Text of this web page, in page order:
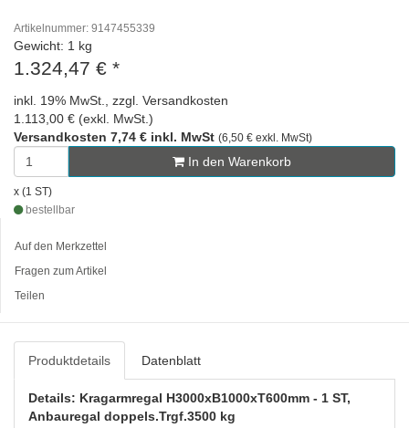
Artikelnummer: 9147455339
Gewicht: 1 kg
1.324,47 € *
inkl. 19% MwSt., zzgl. Versandkosten
1.113,00 € (exkl. MwSt.)
Versandkosten 7,74 € inkl. MwSt (6,50 € exkl. MwSt)
In den Warenkorb
x (1 ST)
bestellbar
Auf den Merkzettel
Fragen zum Artikel
Teilen
Produktdetails Datenblatt
Details: Kragarmregal H3000xB1000xT600mm - 1 ST,
Anbauregal doppels.Trgf.3500 kg